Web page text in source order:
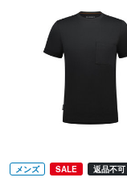
メンズ SALE 返品不可